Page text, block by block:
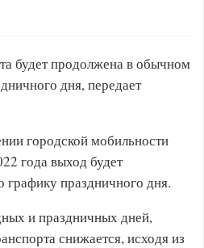
будет продолжена в обычном
дня, передает
городской мобильности
года выход будет
графику праздничного дня.
и праздничных дней,
снижается, исходя из